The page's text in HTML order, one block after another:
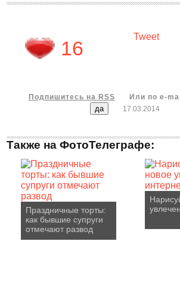
16
Tweet
Подпишитесь на RSS
Или по e-
17.03.2014
Также на ФотоТелеграфе:
Праздничные торты:
как бывшие супруги
отмечают развод